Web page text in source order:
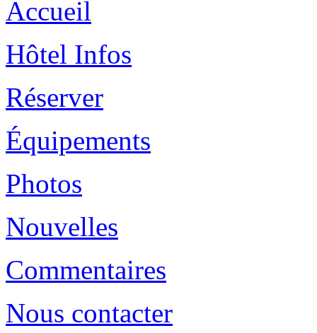
Accueil
Hôtel Infos
Réserver
Équipements
Photos
Nouvelles
Commentaires
Nous contacter